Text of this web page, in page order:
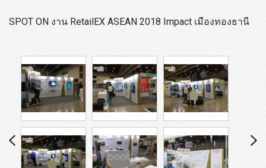
SPOT ON งาน RetailEX ASEAN 2018 Impact เมืองทองธานี